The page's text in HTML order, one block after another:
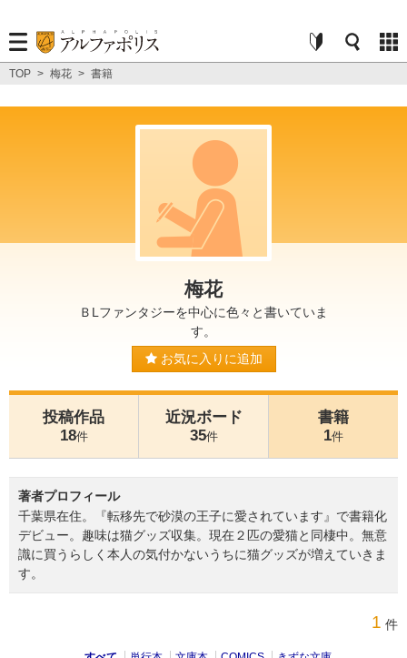
TOP > 梅花 > 書籍
梅花
ＢLファンタジーを中心に色々と書いていま
す。
お気に入りに追加
投稿作品
18件
近況ボード
35件
書籍
1件
著者プロフィール
千葉県在住。『転移先で砂漠の王子に愛されています』で書籍化
デビュー。趣味は猫グッズ収集。現在２匹の愛猫と同棲中。無意
識に買うらしく本人の気付かないうちに猫グッズが増えていきま
す。
1 件